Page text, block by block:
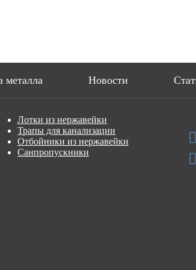
металла Новости
Лотки из нержавейки
Трапы для канализации
Отбойники из нержавейки
Санпропускники